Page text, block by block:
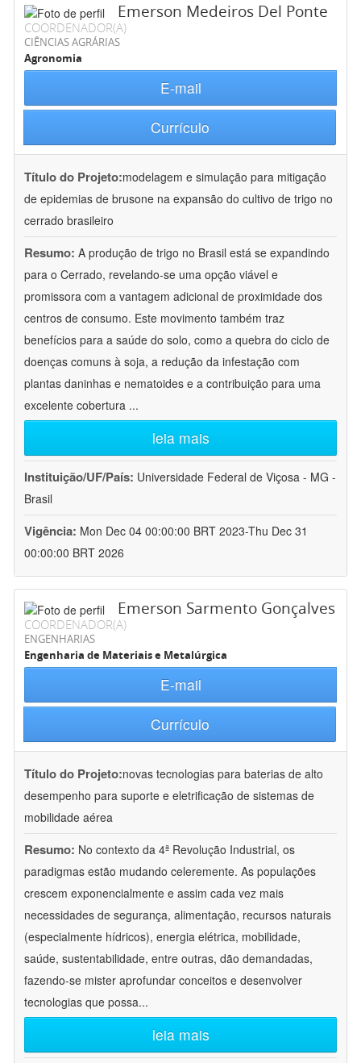
Emerson Medeiros Del Ponte
COORDENADOR(A)
CIÊNCIAS AGRÁRIAS
Agronomia
E-mail
Currículo
Título do Projeto:modelagem e simulação para mitigação
de epidemias de brusone na expansão do cultivo de trigo no
cerrado brasileiro
Resumo: A produção de trigo no Brasil está se expandindo
para o Cerrado, revelando-se uma opção viável e
promissora com a vantagem adicional de proximidade dos
centros de consumo. Este movimento também traz
benefícios para a saúde do solo, como a quebra do ciclo de
doenças comuns à soja, a redução da infestação com
plantas daninhas e nematoides e a contribuição para uma
excelente cobertura ...
leia mais
Instituição/UF/País: Universidade Federal de Viçosa - MG -
Brasil
Vigência: Mon Dec 04 00:00:00 BRT 2023-Thu Dec 31
00:00:00 BRT 2026
Emerson Sarmento Gonçalves
COORDENADOR(A)
ENGENHARIAS
Engenharia de Materiais e Metalúrgica
E-mail
Currículo
Título do Projeto:novas tecnologias para baterias de alto
desempenho para suporte e eletrificação de sistemas de
mobilidade aérea
Resumo: No contexto da 4ª Revolução Industrial, os
paradigmas estão mudando celeremente. As populações
crescem exponencialmente e assim cada vez mais
necessidades de segurança, alimentação, recursos naturais
(especialmente hídricos), energia elétrica, mobilidade,
saúde, sustentabilidade, entre outras, dão demandadas,
fazendo-se mister aprofundar conceitos e desenvolver
tecnologias que possa...
leia mais